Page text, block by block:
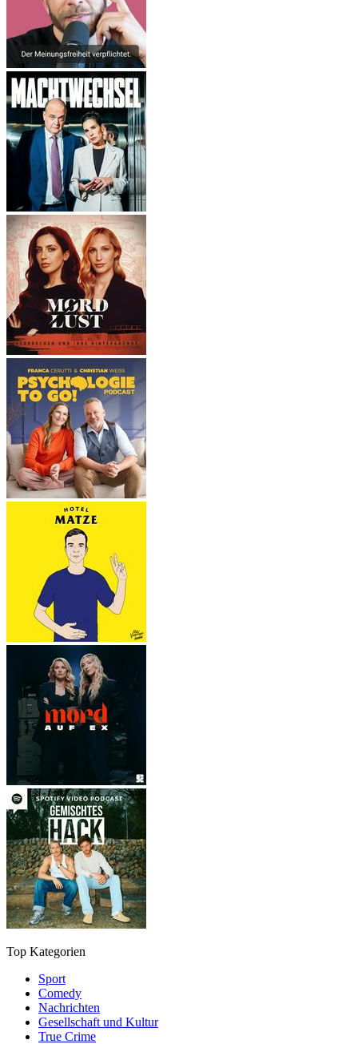
Top Kategorien
Sport
Comedy
Nachrichten
Gesellschaft und Kultur
True Crime